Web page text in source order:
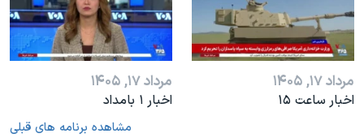
مرداد ۱۷, ۱۴۰۵
اخبار ساعت ۱۵
مرداد ۱۷, ۱۴۰۵
اخبار ۱ بامداد
مشاهده برنامه های قبلی